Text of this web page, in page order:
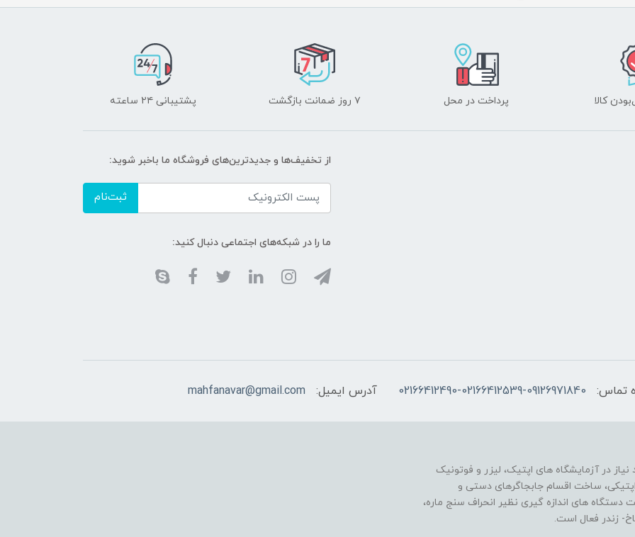
کالا پرداخت در محل ۷ روز ضمانت بازگشت پشتیبانی ۲۴ ساعته
از تخفیف‌ها و جدیدترین‌های فروشگاه ما باخبر شوید:
ثبت‌نام
ما را در شبکه‌های اجتماعی دنبال کنید:
تماس: 02166412490-02166412539-09126971840 آدرس ایمیل: mahfanavar@gmail.com
در آزمایشگاه های اپتیک، لیزر و فوتونیک
اپتیکی، ساخت اقسام جابجاگرهای دستی و
دستگاه های اندازه گیری نظیر انحراف سنج ماره،
زندر فعال است.